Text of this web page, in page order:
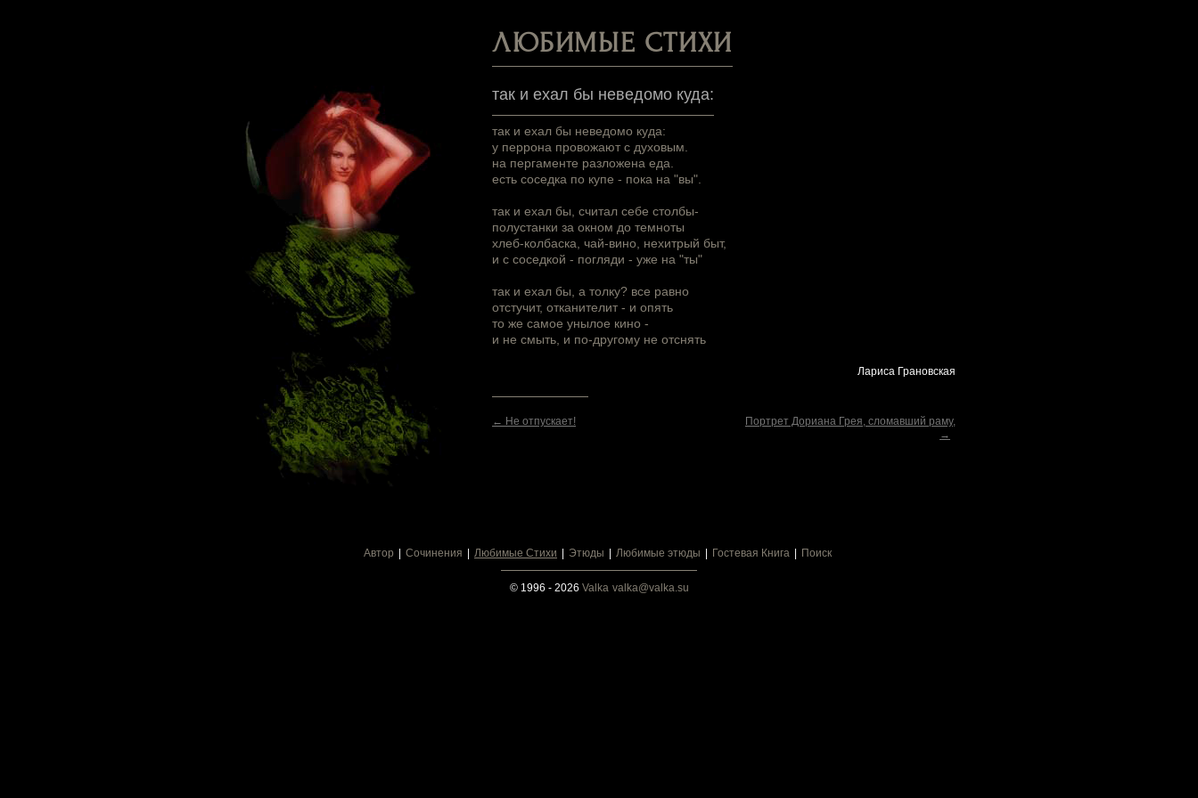
ЛЮБИМЫЕ СТИХИ
так и ехал бы неведомо куда:
так и ехал бы неведомо куда:
у перрона провожают с духовым.
на пергаменте разложена еда.
есть соседка по купе - пока на "вы".
так и ехал бы, считал себе столбы-
полустанки за окном до темноты
хлеб-колбаска, чай-вино, нехитрый быт,
и с соседкой - погляди - уже на "ты"
так и ехал бы, а толку? все равно
отстучит, отканителит - и опять
то же самое унылое кино -
и не смыть, и по-другому не отснять
Лариса Грановская
← Не отпускает!
Портрет Дориана Грея, сломавший раму,
→
Автор Сочинения Любимые Стихи Этюды Любимые этюды Гостевая Книга Поиск
© 1996 - 2026 Valka valka@valka.su